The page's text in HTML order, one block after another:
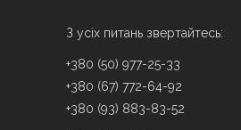
З усіх питань звертайтесь:
+380 (50) 977-25-33
+380 (67) 772-64-92
+380 (93) 883-83-52